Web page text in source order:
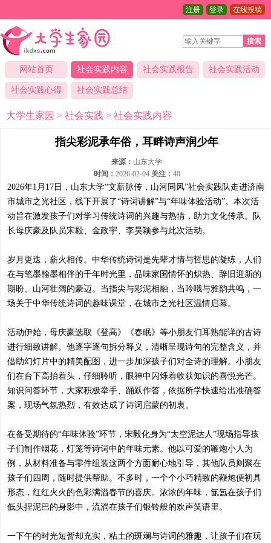
注册 登录 在线投稿
搜索
网站首页 社会实践内容 社会实践报告 社会实践活动
社会实践心得 社会实践总结
大学生家园 > 社会实践 > 社会实践内容
指尖彩泥承年俗，耳畔诗声润少年
来源： 山东大学
时间： 2026-02-04 关注： 40
2026年1月17日，山东大学“文薪脉传，山河同风”社会实践队走进济南
市城市之光社区，线下开展了“诗词讲解”与“年味体验活动”。本次活
动旨在激发孩子们对学习传统诗词的兴趣与热情，助力文化传承。队
长母庆豪及队员宋毅、金政宇、李昊颖参与此次活动。
岁月更迭，薪火相传。中华传统诗词是先辈才情与哲思的凝练，人们
在与笔墨翰墨相伴的千年时光里，品味家国情怀的炽热、辞旧迎新的
期盼、山河壮阔的豪迈。当指尖与彩泥相融，当吟哦与雅韵共鸣，一
场关于中华传统诗词的趣味课堂，在城市之光社区温情启幕。
活动伊始，母庆豪选取《登高》《春眠》等小朋友们耳熟能详的古诗
进行细致讲解。他逐字逐句拆分释义，清晰呈现诗句的完整含义，并
借助幻灯片中的精美配图，进一步加深孩子们对全诗的理解。小朋友
们在台下高抬着头，仔细聆听，眼神中闪烁着收获知识的喜悦光芒。
知识问答环节，大家积极举手、踊跃作答，依据所学快速给出准确答
案，现场气氛热烈，有效达成了诗词启蒙的初衷。
在备受期待的“年味体验”环节，宋毅化身为“太空泥达人”现场指导孩
子们制作烟花，灯笼等诗词中的年味元素。他以可爱的鞭炮小人为
例，从材料准备与零件组装这两个方面耐心地引导，其他队员则聚在
孩子们四周，随时提供帮助。不多时，一个个小巧精致的鞭炮便初具
形态，红红火火的色彩满溢春节的喜庆。浓浓的年味，氤氲在孩子们
低头捏泥巴的身影中，流淌在孩子们银铃般的欢声笑语里。
一下午的时光短暂却充实，粘土的斑斓与诗词的雅趣，让孩子们在玩